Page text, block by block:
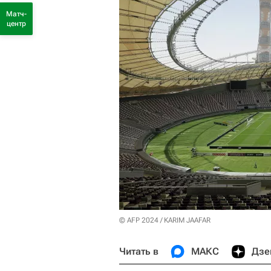
© AFP 2024 / KARIM JAAFAR
Читать в МАКС
Матч-
центр